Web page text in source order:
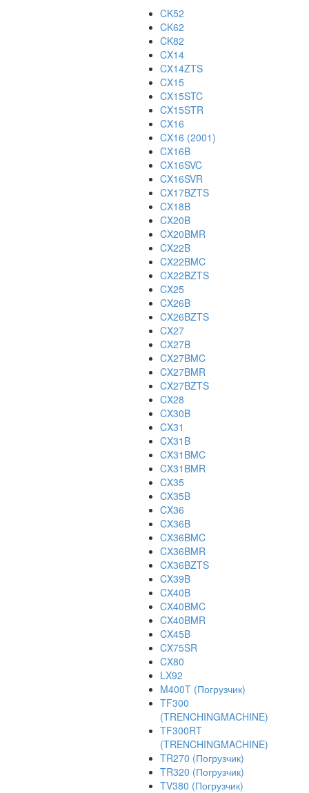
CK52
CK62
CK82
CX14
CX14ZTS
CX15
CX15STC
CX15STR
CX16
CX16 (2001)
CX16B
CX16SVC
CX16SVR
CX17BZTS
CX18B
CX20B
CX20BMR
CX22B
CX22BMC
CX22BZTS
CX25
CX26B
CX26BZTS
CX27
CX27B
CX27BMC
CX27BMR
CX27BZTS
CX28
CX30B
CX31
CX31B
CX31BMC
CX31BMR
CX35
CX35B
CX36
CX36B
CX36BMC
CX36BMR
CX36BZTS
CX39B
CX40B
CX40BMC
CX40BMR
CX45B
CX75SR
CX80
LX92
M400T (Погрузчик)
TF300
(TRENCHINGMACHINE)
TF300RT
(TRENCHINGMACHINE)
TR270 (Погрузчик)
TR320 (Погрузчик)
TV380 (Погрузчик)